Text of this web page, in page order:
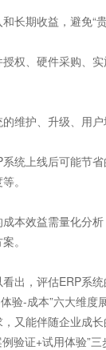
期收益，避免“贵
、硬件采购、实
维护、升级、用户
统上线后可能节省
。
效益需量化分析
。
，评估ERP系统
验-成本”六大维度
又能伴随企业成
验证+试用体验”